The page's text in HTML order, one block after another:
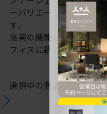
ーバリエーションから
す。
充実の機能と一体とな
フィスに新しい風を運び
選択中の商品情報保証注